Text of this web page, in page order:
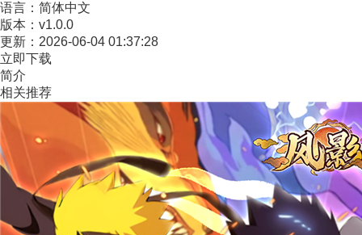
语言： 简体中文
版本： v1.0.0
更新： 2026-06-04 01:37:28
立即下载
简介
相关推荐